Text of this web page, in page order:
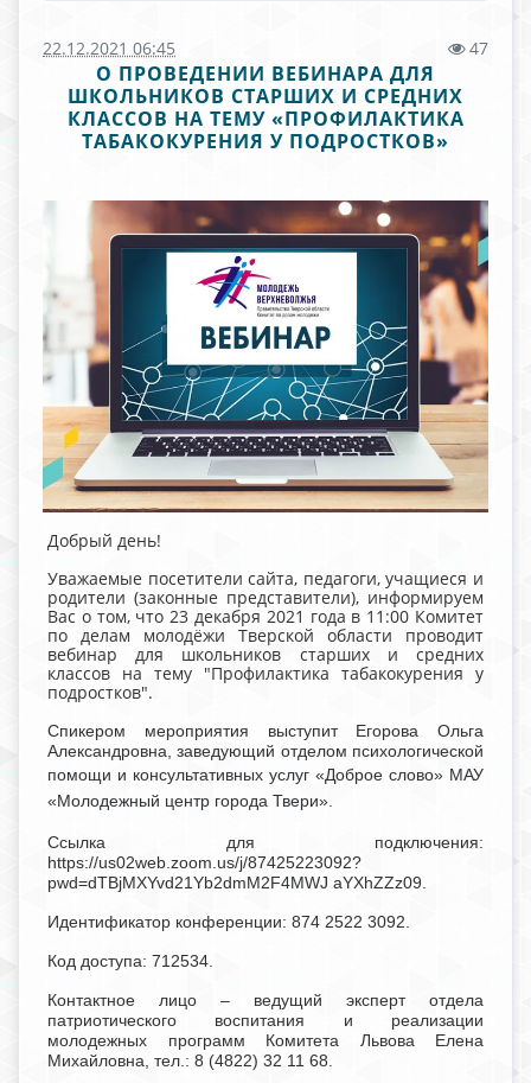
22.12.2021 06:45 47
О ПРОВЕДЕНИИ ВЕБИНАРА ДЛЯ
ШКОЛЬНИКОВ СТАРШИХ И СРЕДНИХ
КЛАССОВ НА ТЕМУ «ПРОФИЛАКТИКА
ТАБАКОКУРЕНИЯ У ПОДРОСТКОВ»
Добрый день!
Уважаемые посетители сайта, педагоги, учащиеся и
родители (законные представители), информируем
Вас о том, что 23 декабря 2021 года в 11:00 Комитет
по делам молодёжи Тверской области проводит
вебинар для школьников старших и средних
классов на тему "Профилактика табакокурения у
подростков".
Спикером мероприятия выступит Егорова Ольга
Александровна, заведующий отделом психологической
помощи и консультативных услуг «Доброе слово» МАУ
«Молодежный центр города Твери».
Ссылка для подключения:
https://us02web.zoom.us/j/87425223092?
pwd=dTBjMXYvd21Yb2dmM2F4MWJ aYXhZZz09.
Идентификатор конференции: 874 2522 3092.
Код доступа: 712534.
Контактное лицо – ведущий эксперт отдела
патриотического воспитания и реализации
молодежных программ Комитета Львова Елена
Михайловна, тел.: 8 (4822) 32 11 68.